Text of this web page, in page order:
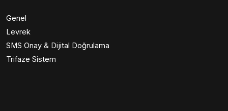
Genel
Levrek
SMS Onay & Dijital Doğrulama
Trifaze Sistem